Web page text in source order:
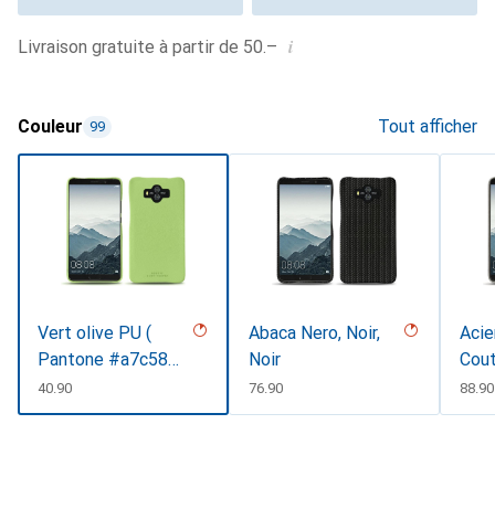
Livraison gratuite à partir de 50.– i
Couleur 99 Tout afficher
Vert olive PU (
Pantone #a7c58e
)CHF
40.90
Abaca Nero, Noir,
Noir
CHF
76.90 CHF
88.90